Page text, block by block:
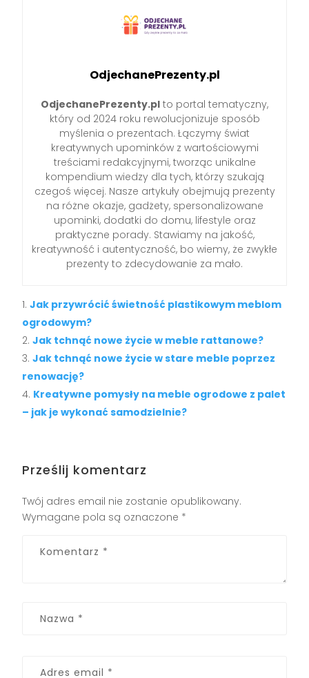
OdjechanePrezenty.pl
OdjechanePrezenty.pl to portal tematyczny,
który od 2024 roku rewolucjonizuje sposób
myślenia o prezentach. Łączymy świat
kreatywnych upominków z wartościowymi
treściami redakcyjnymi, tworząc unikalne
kompendium wiedzy dla tych, którzy szukają
czegoś więcej. Nasze artykuły obejmują prezenty
na różne okazje, gadżety, spersonalizowane
upominki, dodatki do domu, lifestyle oraz
praktyczne porady. Stawiamy na jakość,
kreatywność i autentyczność, bo wiemy, że zwykłe
prezenty to zdecydowanie za mało.
Jak przywrócić świetność plastikowym meblom
ogrodowym?
Jak tchnąć nowe życie w meble rattanowe?
Jak tchnąć nowe życie w stare meble poprzez
renowację?
Kreatywne pomysły na meble ogrodowe z palet
– jak je wykonać samodzielnie?
Prześlij komentarz
Twój adres email nie zostanie opublikowany.
Wymagane pola są oznaczone *